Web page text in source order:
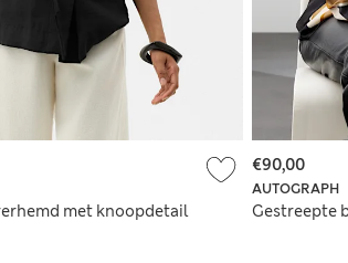
met knoopdetail
AUTOGRAPH
Gestreepte
€90,00